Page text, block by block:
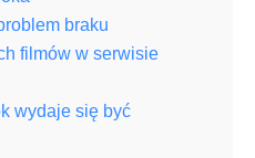
braku
filmów w serwisie
wydaje się być